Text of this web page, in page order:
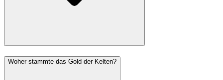
Woher stammte das Gold der Kelten?